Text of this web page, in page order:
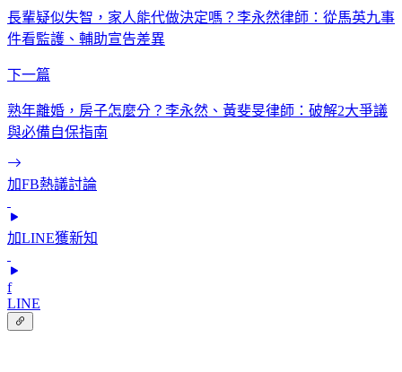
長輩疑似失智，家人能代做決定嗎？李永然律師：從馬英九事
件看監護、輔助宣告差異
下一篇
熟年離婚，房子怎麼分？李永然、黃斐旻律師：破解2大爭議
與必備自保指南
加FB熱議討論
加LINE獲新知
f
LINE